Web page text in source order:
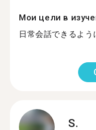
Мои цели в
日常会話できるよう
S.